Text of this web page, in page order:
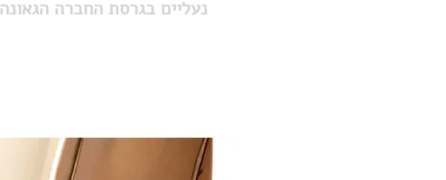
37 I נעליים בגרסת החברה הגאונה